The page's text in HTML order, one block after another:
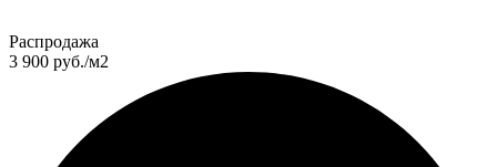
Распродажа
3 900 руб./м2